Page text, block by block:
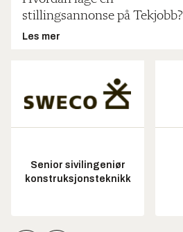
stillingsannonse på Tekjobb?
Les mer
Senior sivilingeniør
konstruksjonsteknikk